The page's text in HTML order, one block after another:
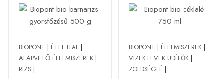
BIOPONT | ÉTEL ITAL |
ALAPVETŐ ÉLELMISZEREK |
RIZS |
BIOPONT | ÉLELMISZEREK|
VIZEK LEVEK ÜDÍTŐK|
ZÖLDSÉGLÉ |